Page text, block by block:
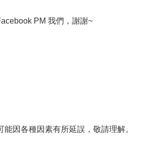
PM 我們，謝謝~
能因各種因素有所延誤，敬請理解。